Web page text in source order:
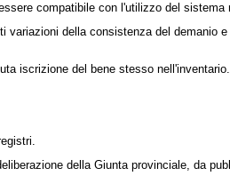
compatibile con l'utilizzo del sistema
della consistenza del demanio
iscrizione del bene stesso nell'inventario.
della Giunta provinciale, da